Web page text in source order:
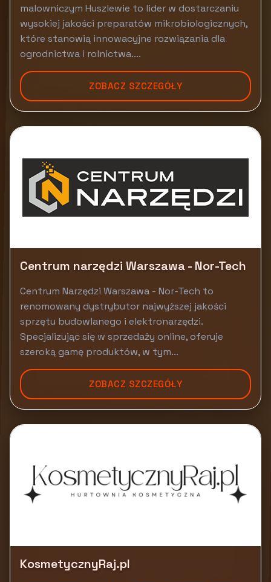
malowniczym Huszlewie to lider w dostarczaniu
wysokiej jakości preparatów mikrobiologicznych,
które stanowią innowacyjne rozwiązania dla
ogrodnictwa i rolnictwa....
ZOBACZ SZCZEGÓŁY
Centrum narzędzi Warszawa - Nor-Tech
Centrum Narzędzi Warszawa - Nor-Tech to
renomowany dystrybutor najwyższej jakości
sprzętu budowlanego i elektronarzędzi.
Specjalizując się w sprzedaży online, oferuje
szeroką gamę produktów, w tym...
ZOBACZ SZCZEGÓŁY
KosmetycznyRaj.pl